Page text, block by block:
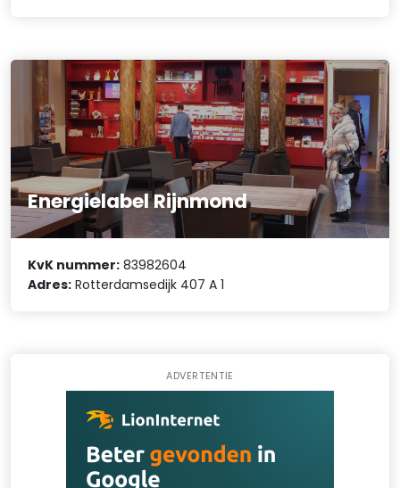
Energielabel Rijnmond
KvK nummer: 83982604
Adres: Rotterdamsedijk 407 A 1
ADVERTENTIE